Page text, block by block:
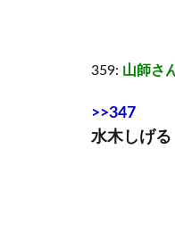
359: 山師さ
>>347
水木しげる